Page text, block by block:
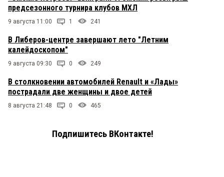
предсезонного турнира клубов МХЛ
9 августа 11:00 1 241
В Либеров-центре завершают лето "Летним
калейдоскопом"
9 августа 09:30 0 249
В столкновении автомобилей Renault и «Лады»
пострадали две женщины и двое детей
8 августа 21:48 0 465
Подпишитесь ВКонтакте!